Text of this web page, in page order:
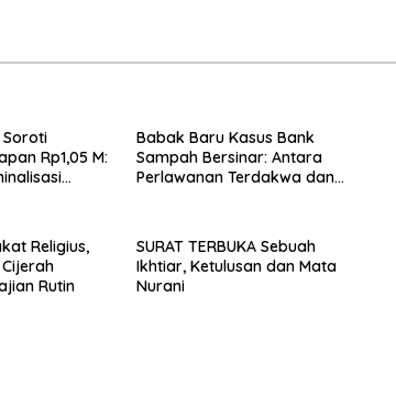
Soroti
Rp1,05 M:
​Babak Baru Kasus Bank
Sampah Bersinar: Antara
Perlawanan Terdakwa dan
Religius,
Rutin
SURAT TERBUKA Sebuah
Ikhtiar, Ketulusan dan Mata
Nurani